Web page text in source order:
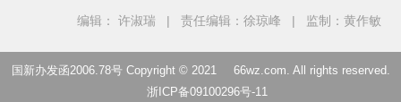
编辑： 许淑瑞 责任编辑：徐琼峰 监制：黄作敏
国新办发函2006.78号 Copyright © 2021 66wz.com. All rights reserved.
浙ICP备09100296号-11